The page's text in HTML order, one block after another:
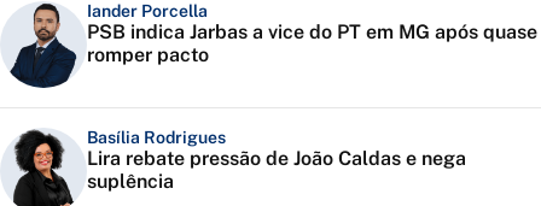
Iander Porcella
PSB indica Jarbas a vice do PT em MG após quase
romper pacto
Basília Rodrigues
Lira rebate pressão de João Caldas e nega
suplência